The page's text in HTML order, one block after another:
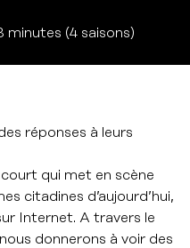
minutes (4 saisons)
réponses à leurs
qui met en scène
citadines d’aujourd’hui,
Internet. A travers le
donnerons à voir des